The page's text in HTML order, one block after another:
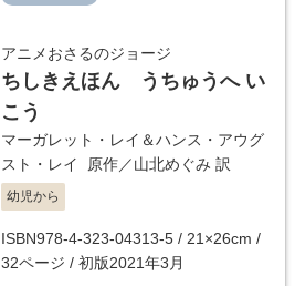
アニメおさるのジョージ
ちしきえほん うちゅうへ い
こう
マーガレット・レイ＆ハンス・アウグ
スト・レイ
原作／山北めぐみ 訳
幼児から
ISBN978-4-323-04313-5 / 21×26cm /
32ページ / 初版2021年3月